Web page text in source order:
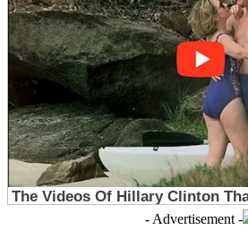
- Advertisement -